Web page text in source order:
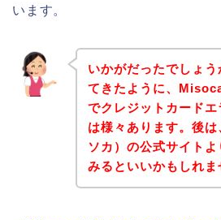
います。
いかがだったでしょ
てきたように、
でクレジットカード
は様々あります。後
ソカ）の公式サイト
みるといいかもしれま